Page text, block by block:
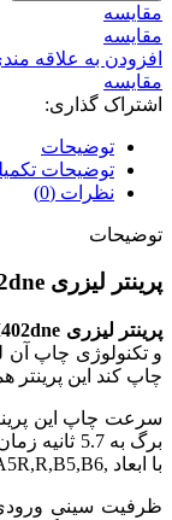
مقايسه
مقایسه
افزودن به علاقه
مقایسه
اشتراک گذاری:
توضیحات
توضیحات
نظرات (0)
توضیحات
پرینتر لیزری HP LaserJet Pro M402dne
پرینتر لیزری HP LaserJet Pro M402dne :
و تکنولوژی چاپ آن
چاپ کند این
برگ به 5.7
با ابعاد ,A4,A5,A6,A5R,R,B5,B6 را دارد.